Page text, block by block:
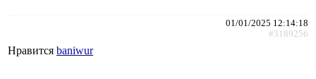
01/01/2025 12:14:18
#3189256
Нравится baniwur